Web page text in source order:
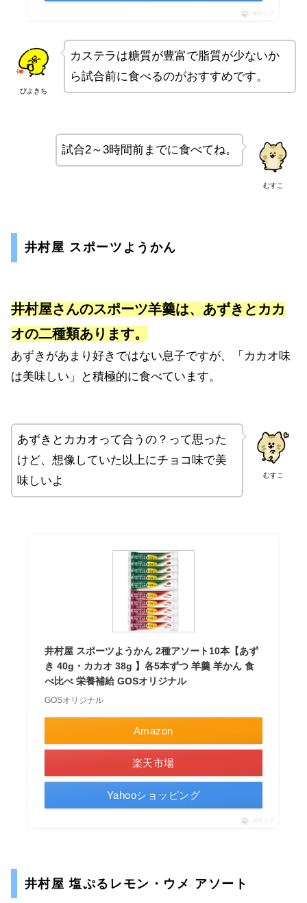
ポチップ
ぴよきち
カステラは糖質が豊富で脂質が少ないか
ら試合前に食べるのがおすすめです。
むすこ
試合2～3時間前までに食べてね。
井村屋 スポーツようかん
井村屋さんのスポーツ羊羹は、あずきとカカ
オの二種類あります。
あずきがあまり好きではない息子ですが、「カカオ味
は美味しい」と積極的に食べています。
むすこ
あずきとカカオって合うの？って思った
けど、想像していた以上にチョコ味で美
味しいよ
井村屋 スポーツようかん 2種アソート10本【あず
き 40g・カカオ 38g 】各5本ずつ 羊羹 羊かん 食
べ比べ 栄養補給 GOSオリジナル
GOSオリジナル
Amazon
楽天市場
Yahooショッピング
ポチップ
井村屋 塩ぷるレモン・ウメ アソート